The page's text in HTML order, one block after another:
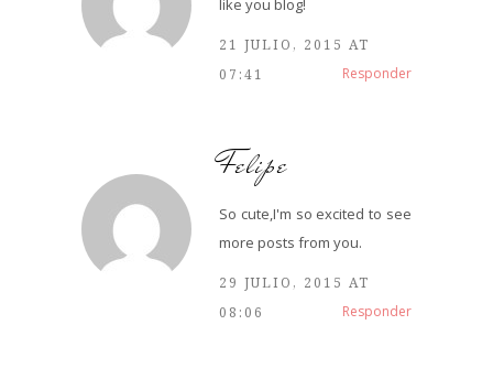
like you blog!
21 JULIO, 2015 AT
07:41
Responder
Felipe
So cute,I'm so excited to see
more posts from you.
29 JULIO, 2015 AT
08:06
Responder